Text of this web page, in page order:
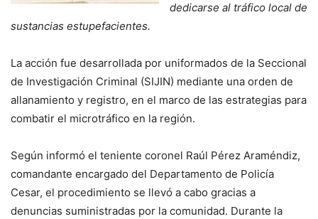
dedicarse al tráfico local de
sustancias estupefacientes.
La acción fue desarrollada por uniformados de la Seccional
de Investigación Criminal (SIJIN) mediante una orden de
allanamiento y registro, en el marco de las estrategias para
combatir el microtráfico en la región.
Según informó el teniente coronel Raúl Pérez Araméndiz,
comandante encargado del Departamento de Policía
Cesar, el procedimiento se llevó a cabo gracias a
denuncias suministradas por la comunidad. Durante la